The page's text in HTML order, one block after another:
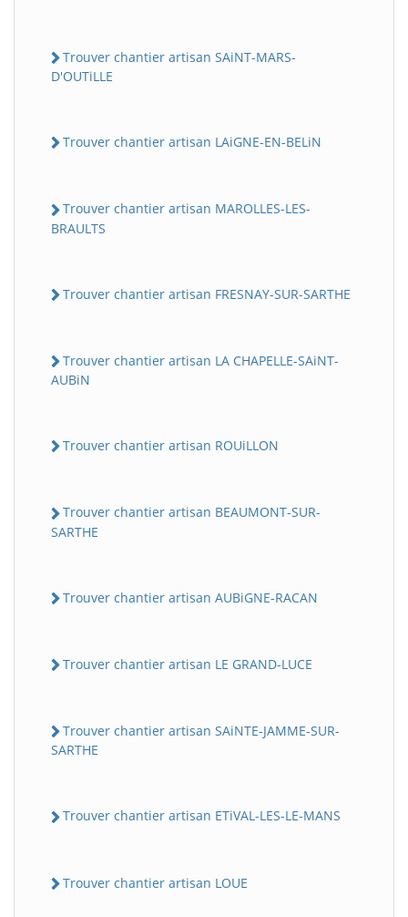
Trouver chantier artisan SAiNT-MARS-
D'OUTiLLE
Trouver chantier artisan LAiGNE-EN-BELiN
Trouver chantier artisan MAROLLES-LES-
BRAULTS
Trouver chantier artisan FRESNAY-SUR-SARTHE
Trouver chantier artisan LA CHAPELLE-SAiNT-
AUBiN
Trouver chantier artisan ROUiLLON
Trouver chantier artisan BEAUMONT-SUR-
SARTHE
Trouver chantier artisan AUBiGNE-RACAN
Trouver chantier artisan LE GRAND-LUCE
Trouver chantier artisan SAiNTE-JAMME-SUR-
SARTHE
Trouver chantier artisan ETiVAL-LES-LE-MANS
Trouver chantier artisan LOUE